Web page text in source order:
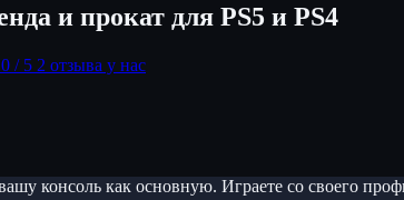
и прокат для PS5 и PS4
/ 5 2 отзыва у нас
консоль как основную. Играете со своего